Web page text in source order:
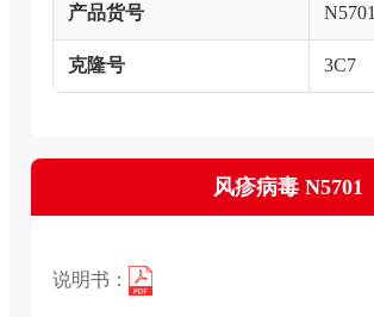
产品货号 N5701
克隆号 3C7
风疹病毒 N5701
说明书：